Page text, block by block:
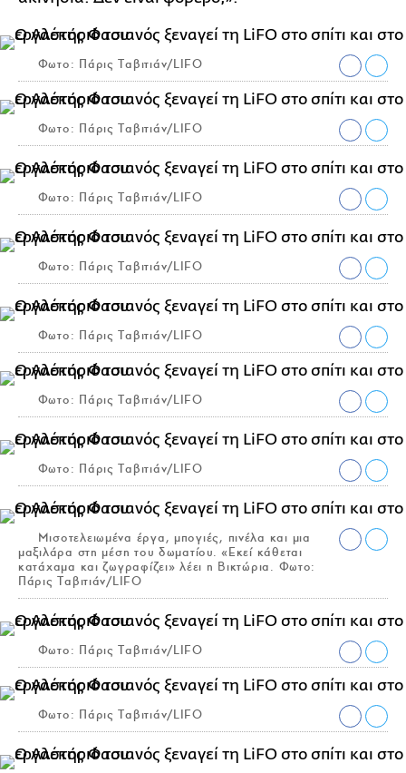
Φωτο: Πάρις Ταβιτιάν/LIFO
Φωτο: Πάρις Ταβιτιάν/LIFO
Φωτο: Πάρις Ταβιτιάν/LIFO
Φωτο: Πάρις Ταβιτιάν/LIFO
Φωτο: Πάρις Ταβιτιάν/LIFO
Φωτο: Πάρις Ταβιτιάν/LIFO
Φωτο: Πάρις Ταβιτιάν/LIFO
Μισοτελειωμένα έργα, μπογιές, πινέλα και μια
μαξιλάρα στη μέση του δωματίου. «Εκεί κάθεται
κατάχαμα και ζωγραφίζει» λέει η Βικτώρια. Φωτο:
Πάρις Ταβιτιάν/LIFO
Φωτο: Πάρις Ταβιτιάν/LIFO
Φωτο: Πάρις Ταβιτιάν/LIFO